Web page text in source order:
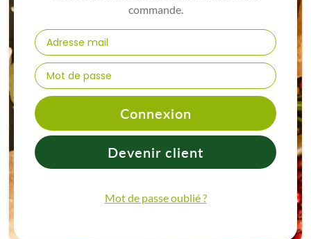
commande.
Connexion
Devenir client
Mot de passe oublié ?